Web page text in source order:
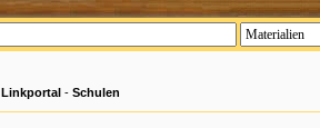
Linkportal - Schulen